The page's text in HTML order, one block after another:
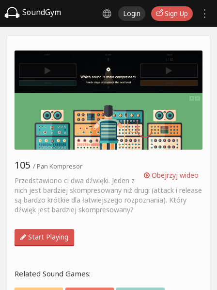
SoundGym Login Sign Up
Obejrzyj wideo
105 / Pan Kompresor
Przedstawiono ci dwa dźwięki. Jeden z
nich jest bardziej skompresowany niż drugi (attack i release
są bardzo krótkie dla łatwiejszego rozpoznania). Który
dźwięk jest bardziej skompresowany?
Start Playing
Related Sound Games: